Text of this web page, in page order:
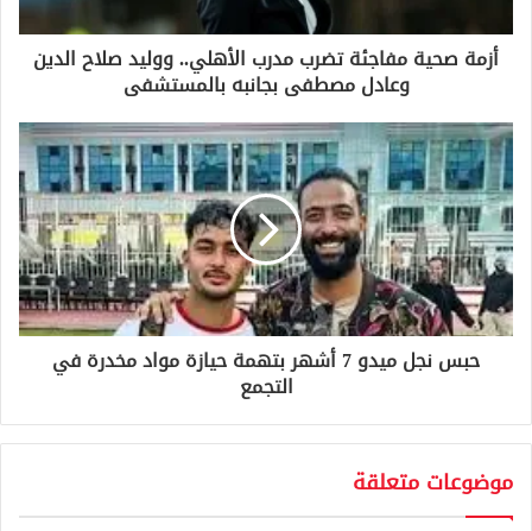
ر
أزمة صحية مفاجئة تضرب مدرب الأهلي.. ووليد صلاح الدين
وعادل مصطفى بجانبه بالمستشفى
حبس نجل ميدو 7 أشهر بتهمة حيازة مواد مخدرة في
التجمع
موضوعات متعلقة